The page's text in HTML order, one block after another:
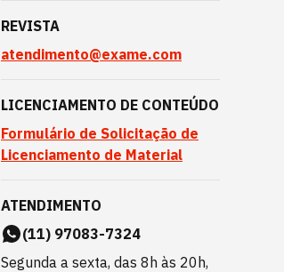
REVISTA
atendimento@exame.com
LICENCIAMENTO DE CONTEÚDO
Formulário de Solicitação de
Licenciamento de Material
ATENDIMENTO
(11) 97083-7324
Segunda a sexta, das 8h às 20h,